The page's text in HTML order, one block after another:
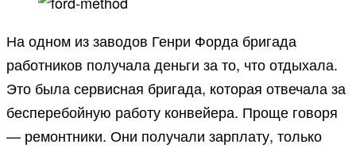
На одном из заводов Генри Форда бригада
работников получала деньги за то, что отдыхала.
Это была сервисная бригада, которая отвечала за
бесперебойную работу конвейера. Проще говоря
— ремонтники. Они получали зарплату, только